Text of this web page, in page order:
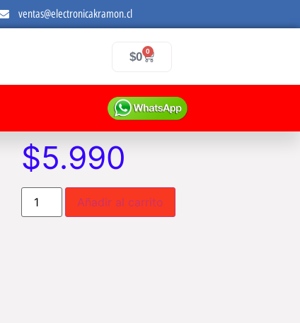
ventas@electronicakramon.cl
$0 0
$5.990
Añadir al carrito